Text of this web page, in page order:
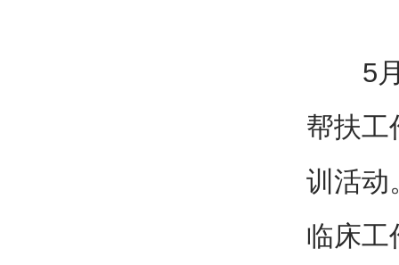
5月
帮扶工
训活动
临床工